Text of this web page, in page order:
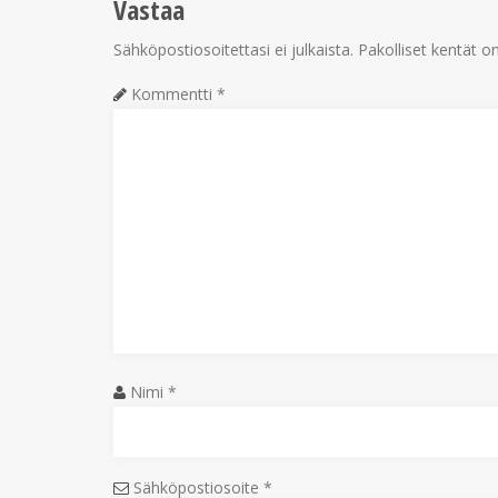
Vastaa
Sähköpostiosoitettasi ei julkaista. Pakolliset kentät
Kommentti *
Nimi *
Sähköpostiosoite *